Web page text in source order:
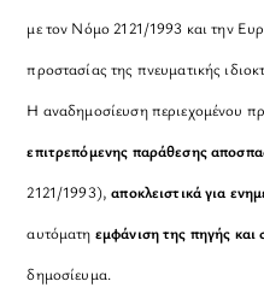
με τον Νόμο 2121/1993 και την
προστασίας της πνευματικής
Η αναδημοσίευση περιεχομένου
επιτρεπόμενης παράθεσης
2121/1993), αποκλειστικά για
αυτόματη εμφάνιση της πηγής και
δημοσίευμα.